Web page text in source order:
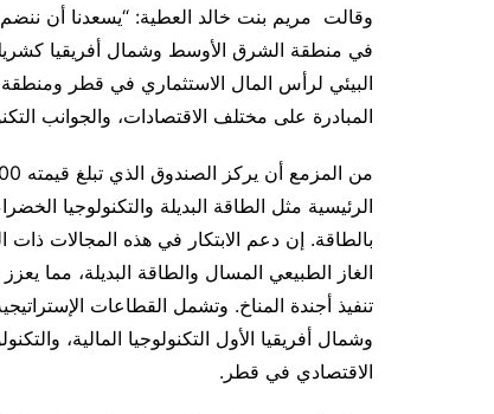
وقالت مريم بنت خالد العطية: “يسعدنا أن
في منطقة الشرق الأوسط وشمال أفريقيا
البيئي لرأس المال الاستثماري في قطر
المبادرة على مختلف الاقتصادات، والجوانب
الرئيسية مثل الطاقة البديلة والتكنولوجيا
بالطاقة. إن دعم الابتكار في هذه المجالات
الغاز الطبيعي المسال والطاقة البديلة، مما
تنفيذ أجندة المناخ. وتشمل القطاعات
وشمال أفريقيا الأول التكنولوجيا المالية،
الاقتصادي في قطر.